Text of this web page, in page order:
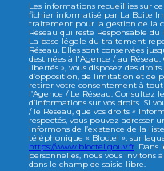
Les informations recueillies sur
fichier informatisé par La Boite
traitement pour la gestion de la
Réseau qui reste Responsable
La base légale du traitement
Réseau. Elles sont conservées
destinées à l'Agence / au
libertés », vous disposez des
d’opposition, de limitation et de
retirer votre consentement à
l’Agence / Le Réseau. Consultez
d’informations sur vos droits. Si
/ le Réseau, que vos droits «
respectés, vous pouvez adresser
informons de l’existence de la
téléphonique « Bloctel », sur
https://www.bloctel.gouv.fr. Dans
personnelles, nous vous invitons
dans le champ de saisie libre.